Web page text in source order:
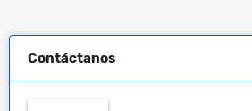
Contáctanos